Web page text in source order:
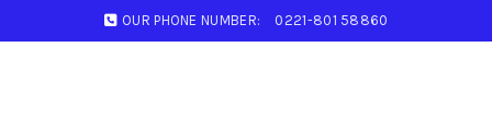
OUR PHONE NUMBER: 0221-801 58860